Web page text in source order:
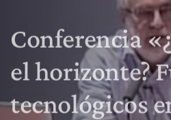
Conferencia
el horizonte?
tecnológicos